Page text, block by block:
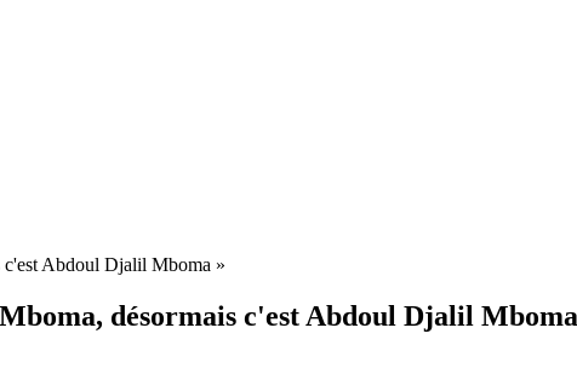
c'est Abdoul Djalil Mboma »
désormais c'est Abdoul Djalil